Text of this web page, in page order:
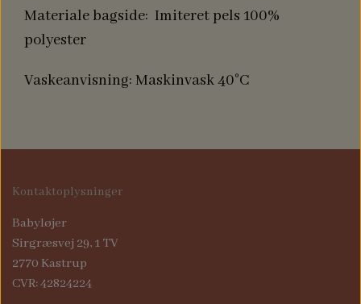
Materiale bagside: Imiteret pels 100%
polyester
Vaskeanvisning: Maskinvask 40°C
Kontaktoplysninger
Babyløjer
Sirgræsvej 29, 1 TV
2770 Kastrup
CVR: 42824224